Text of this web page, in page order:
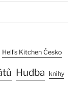
Hell’s Kitchen Česko
Hudba knihy